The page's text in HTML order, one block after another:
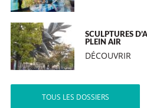
SCULPTURES
PLEIN AIR
DÉCOUVRIR
TOUS LES DOSSIERS